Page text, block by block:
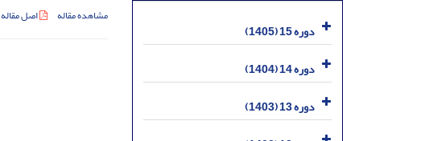
مشاهده مقاله اصل مقاله
دوره 15 (1405)
دوره 14 (1404)
دوره 13 (1403)